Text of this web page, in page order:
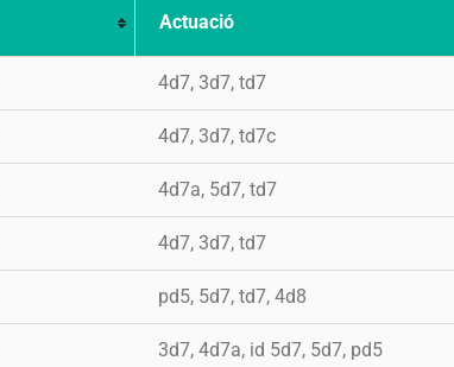
Actuació
4d7, 3d7, td7
4d7, 3d7, td7c
4d7a, 5d7, td7
4d7, 3d7, td7
pd5, 5d7, td7, 4d8
3d7, 4d7a, id 5d7, 5d7, pd5